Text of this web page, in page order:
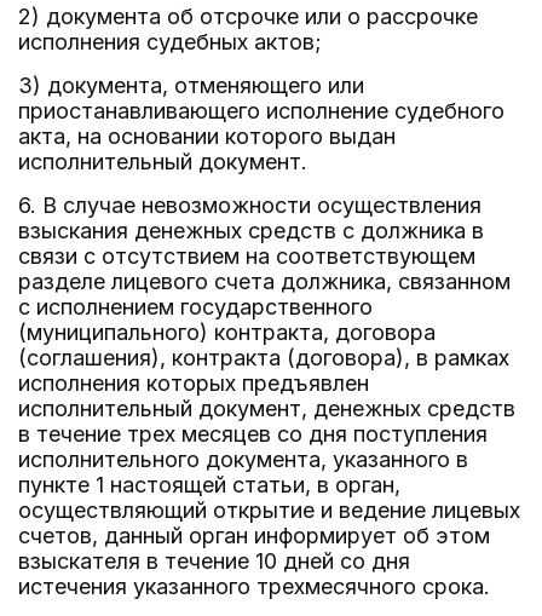
2) документа об отсрочке или о рассрочке
исполнения судебных актов;
3) документа, отменяющего или
приостанавливающего исполнение судебного
акта, на основании которого выдан
исполнительный документ.
6. В случае невозможности осуществления
взыскания денежных средств с должника в
связи с отсутствием на соответствующем
разделе лицевого счета должника, связанном
с исполнением государственного
(муниципального) контракта, договора
(соглашения), контракта (договора), в рамках
исполнения которых предъявлен
исполнительный документ, денежных средств
в течение трех месяцев со дня поступления
исполнительного документа, указанного в
пункте 1 настоящей статьи, в орган,
осуществляющий открытие и ведение лицевых
счетов, данный орган информирует об этом
взыскателя в течение 10 дней со дня
истечения указанного трехмесячного срока.